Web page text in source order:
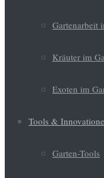
Gartenarbeit
Kräuter im
Exoten im
Tools &
Garten-Tools